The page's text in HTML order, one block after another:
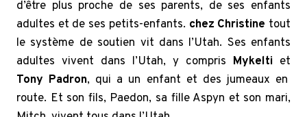
d’être plus proche de ses parents, de ses enfants
adultes et de ses petits-enfants. chez Christine tout
le système de soutien vit dans l’Utah. Ses enfants
adultes vivent dans l’Utah, y compris Mykelti et
Tony Padron, qui a un enfant et des jumeaux en
route. Et son fils, Paedon, sa fille Aspyn et son mari,